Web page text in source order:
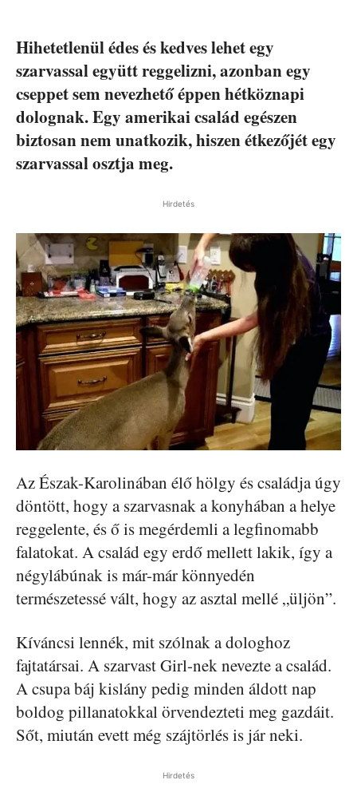
Hihetetlenül édes és kedves lehet egy
szarvassal együtt reggelizni, azonban egy
cseppet sem nevezhető éppen hétköznapi
dolognak. Egy amerikai család egészen
biztosan nem unatkozik, hiszen étkezőjét egy
szarvassal osztja meg.
Hirdetés
Az Észak-Karolinában élő hölgy és családja úgy
döntött, hogy a szarvasnak a konyhában a helye
reggelente, és ő is megérdemli a legfinomabb
falatokat. A család egy erdő mellett lakik, így a
négylábúnak is már-már könnyedén
természetessé vált, hogy az asztal mellé „üljön”.
Kíváncsi lennék, mit szólnak a dologhoz
fajtatársai. A szarvast Girl-nek nevezte a család.
A csupa báj kislány pedig minden áldott nap
boldog pillanatokkal örvendezteti meg gazdáit.
Sőt, miután evett még szájtörlés is jár neki.
Hirdetés